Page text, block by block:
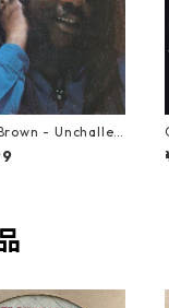
- Unchallen
70046】